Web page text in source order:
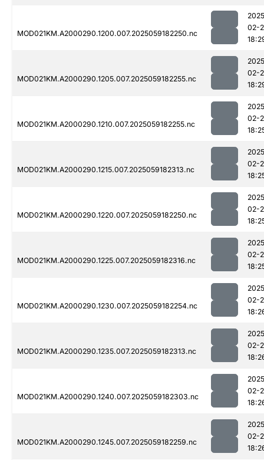
MOD021KM.A2000290.1200.007.2025059182250.nc
02-
MOD021KM.A2000290.1205.007.2025059182255.nc
02-
MOD021KM.A2000290.1210.007.2025059182255.nc
02-
MOD021KM.A2000290.1215.007.2025059182313.nc
02-
MOD021KM.A2000290.1220.007.2025059182250.nc
02-
MOD021KM.A2000290.1225.007.2025059182316.nc
02-
MOD021KM.A2000290.1230.007.2025059182254.nc
02-
MOD021KM.A2000290.1235.007.2025059182313.nc
02-
MOD021KM.A2000290.1240.007.2025059182303.nc
02-
MOD021KM.A2000290.1245.007.2025059182259.nc
02-